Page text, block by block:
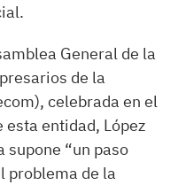
General de la
de la
celebrada en el
entidad, López
supone “un paso
problema de la